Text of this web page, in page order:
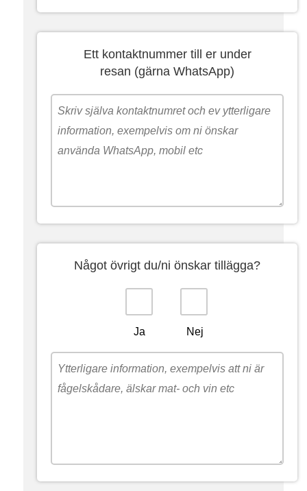
Ett kontaktnummer till er under
resan (gärna WhatsApp)
Något övrigt du/ni önskar tillägga?
Ja Nej